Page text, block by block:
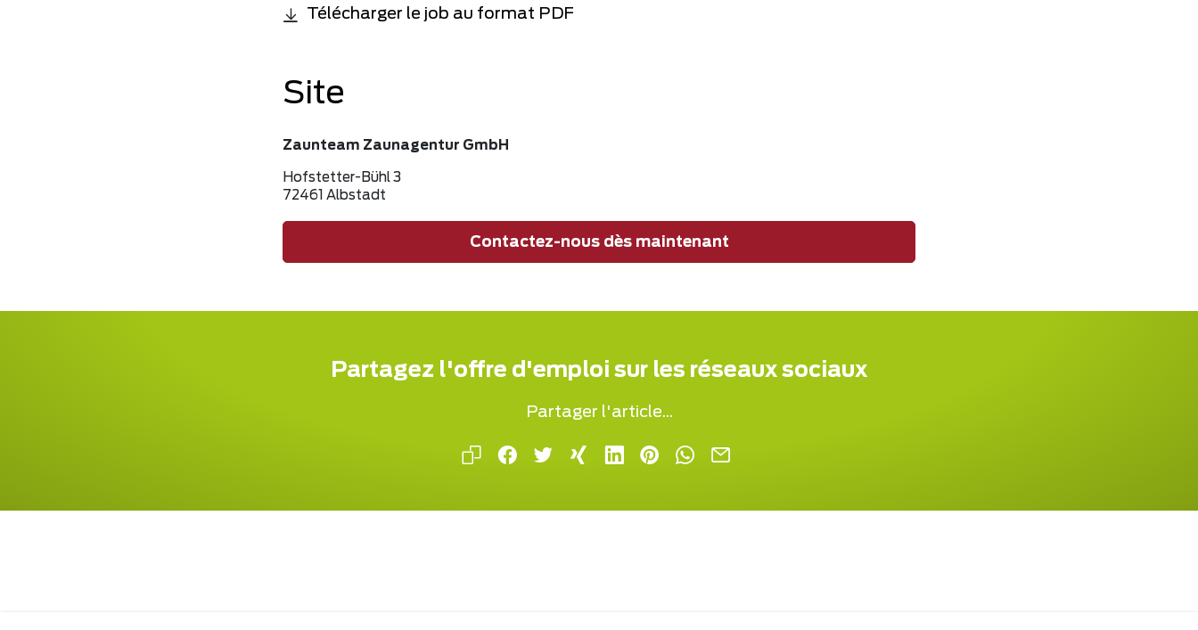
Télécharger le job au format PDF
Site
Zaunteam Zaunagentur GmbH
Hofstetter-Bühl 3
72461 Albstadt
Contactez-nous dès maintenant
Partagez l'offre d'emploi sur les réseaux sociaux
Partager l'article...